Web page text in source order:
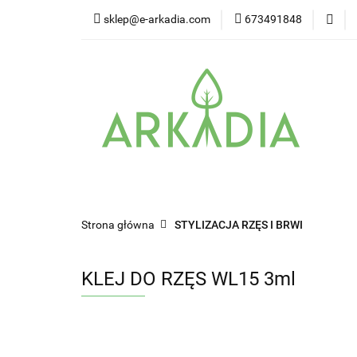
sklep@e-arkadia.com 673491848
Kategorie
Strona główna STYLIZACJA RZĘS I BRWI
KLEJ DO RZĘS WL15 3ml